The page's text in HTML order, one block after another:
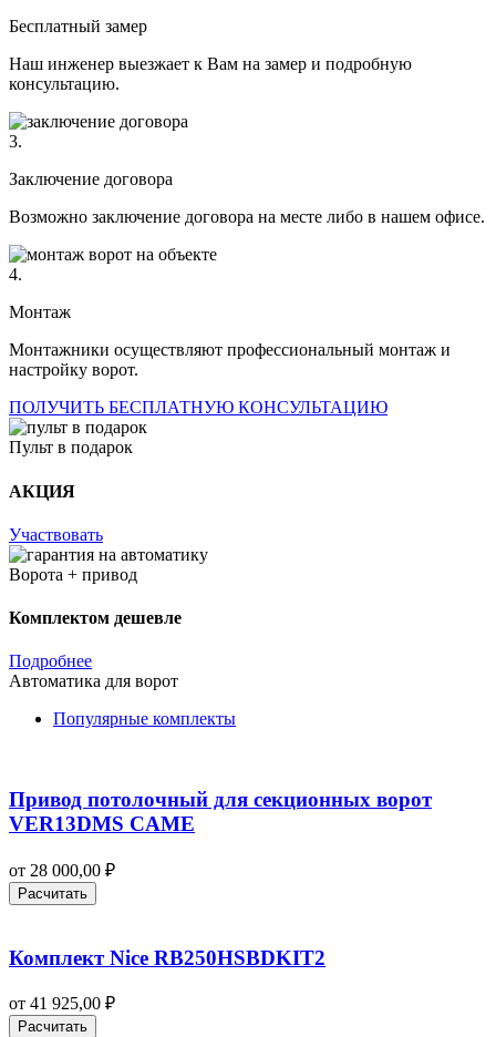
Бесплатный замер
Наш инженер выезжает к Вам на замер и подробную
консультацию.
3.
Заключение договора
Возможно заключение договора на месте либо в нашем офисе.
4.
Монтаж
Монтажники осуществляют профессиональный монтаж и
настройку ворот.
ПОЛУЧИТЬ БЕСПЛАТНУЮ КОНСУЛЬТАЦИЮ
Пульт в подарок
АКЦИЯ
Участвовать
Ворота + привод
Комплектом дешевле
Подробнее
Автоматика для ворот
Популярные комплекты
Привод потолочный для секционных ворот
VER13DMS CAME
от 28 000,00 ₽
Расчитать
Комплект Nice RB250HSBDKIT2
от 41 925,00 ₽
Расчитать